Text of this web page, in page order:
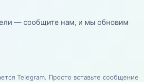
— сообщите нам, и мы обновим
Telegram. Просто вставьте сообщение